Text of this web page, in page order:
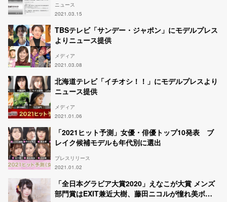
ニュース
2021.03.15
メディア
2021.03.08
TBSテレビ「サンデー・ジャポン」にモデルプレス
よりニュース提供
メディア
2021.01.06
北海道テレビ「イチオシ！！」にモデルプレスより
ニュース提供
プレスリリース
2021.01.02
「2021ヒット予測」女優・俳優トップ10発表 ブ
レイク候補モデルも年代別に選出
「全日本グラビア大賞2020」えなこが大賞 メンズ
部門賞はEXIT兼近大樹、藤田ニコルが憧れ美ボデ